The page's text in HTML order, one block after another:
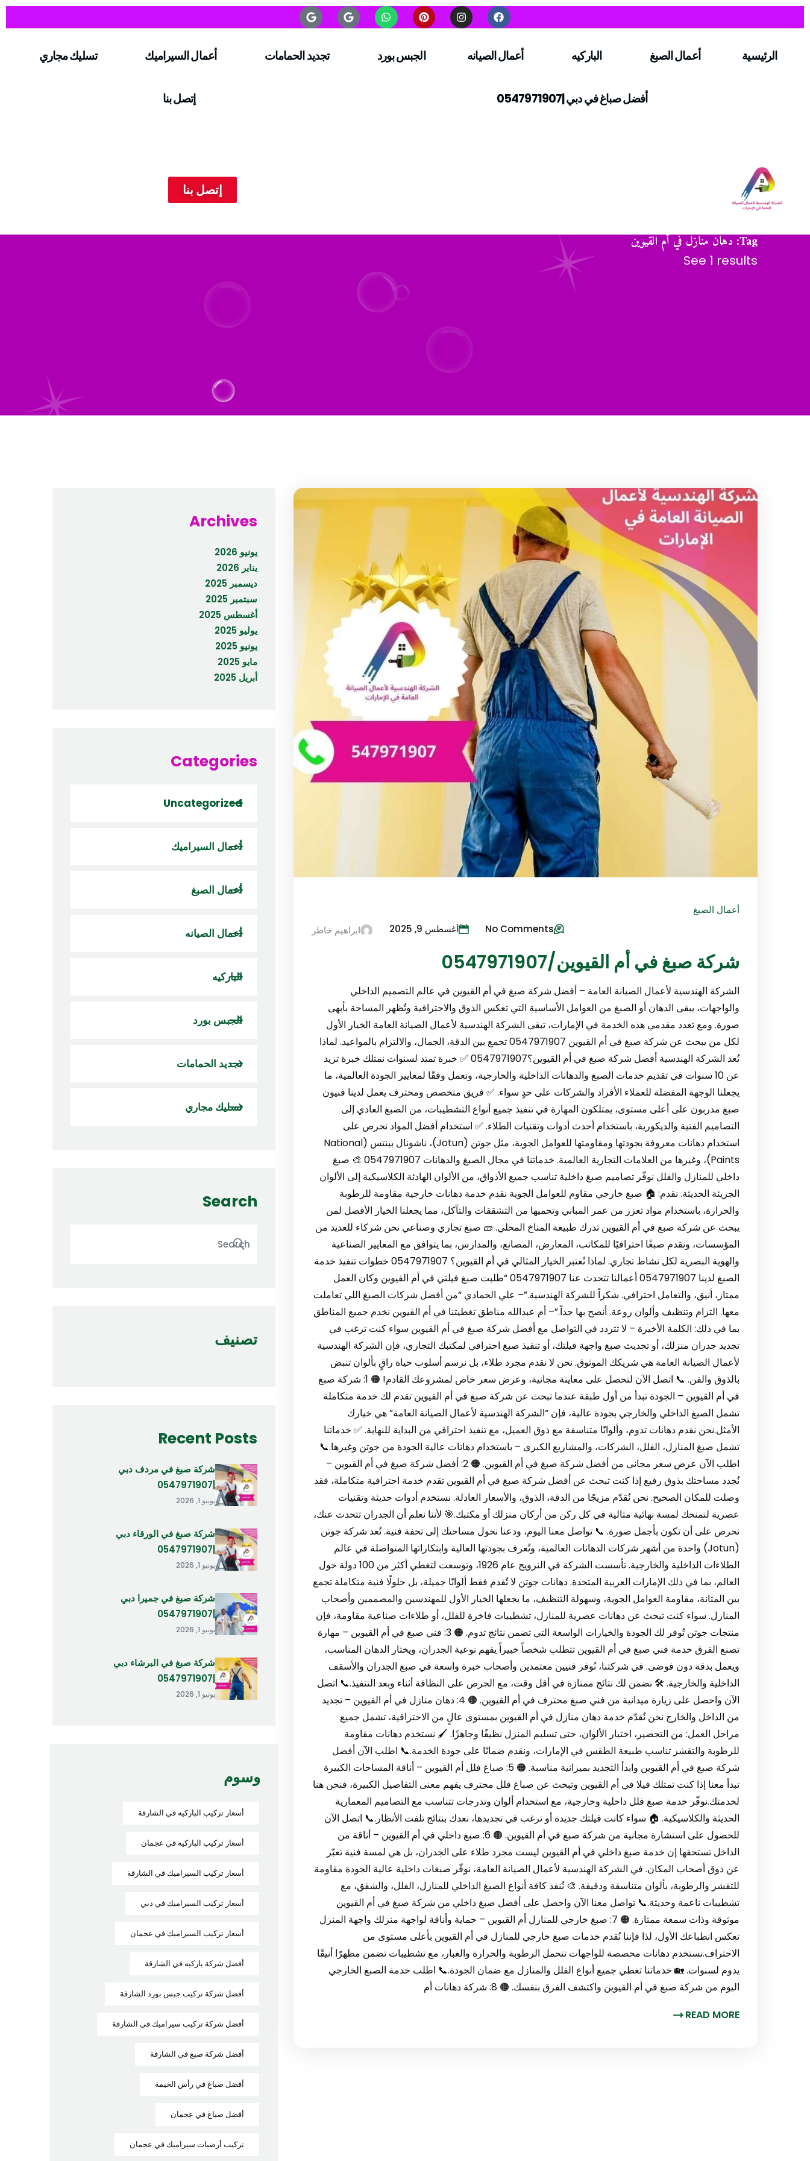
الرئيسية أعمال الصبغ الباركيه أعمال الصيانه الجبس بورد تجديد الحمامات أعمال السيراميك تسليك مجاري
أفضل صباغ في دبي |0547971907 إتصل بنا
إتصل بنا
Tag: دهان منازل في أم القيوين
See 1 results
أعمال الصبغ
ابراهيم خاطر
أغسطس 9, 2025 No Comments
شركة صبغ في أم القيوين/0547971907
الشركة الهندسية لأعمال الصيانة العامة – أفضل شركة صبغ في أم القيوين في عالم التصميم الداخلي
والواجهات، يبقى الدهان أو الصبغ من العوامل الأساسية التي تعكس الذوق والاحترافية وتُظهر المساحة بأبهى
صورة. ومع تعدد مقدمي هذه الخدمة في الإمارات، تبقى الشركة الهندسية لأعمال الصيانة العامة الخيار الأول
لكل من يبحث عن شركة صبغ في أم القيوين 0547971907 تجمع بين الدقة، الجمال، والالتزام بالمواعيد. لماذا
تُعد الشركة الهندسية أفضل شركة صبغ في أم القيوين؟0547971907 ✅ خبرة تمتد لسنوات نمتلك خبرة تزيد
عن 10 سنوات في تقديم خدمات الصبغ والدهانات الداخلية والخارجية، ونعمل وفقًا لمعايير الجودة العالمية، ما
يجعلنا الوجهة المفضلة للعملاء الأفراد والشركات على حدٍ سواء. ✅ فريق متخصص ومحترف يعمل لدينا فنيون
صبغ مدربون على أعلى مستوى، يمتلكون المهارة في تنفيذ جميع أنواع التشطيبات، من الصبغ العادي إلى
التصاميم الفنية والديكورية، باستخدام أحدث أدوات وتقنيات الطلاء. ✅ استخدام أفضل المواد نحرص على
استخدام دهانات معروفة بجودتها ومقاومتها للعوامل الجوية، مثل جوتن (Jotun)، ناشونال بينتس (National
Paints)، وغيرها من العلامات التجارية العالمية. خدماتنا في مجال الصبغ والدهانات 0547971907 🎨 صبغ
داخلي للمنازل والفلل نوفّر تصاميم صبغ داخلية تناسب جميع الأذواق، من الألوان الهادئة الكلاسيكية إلى الألوان
الجريئة الحديثة. نقدم: 🏠 صبغ خارجي مقاوم للعوامل الجوية نقدم خدمة دهانات خارجية مقاومة للرطوبة
والحرارة، باستخدام مواد تعزز من عمر المباني وتحميها من التشققات والتآكل، مما يجعلنا الخيار الأفضل لمن
يبحث عن شركة صبغ في أم القيوين تدرك طبيعة المناخ المحلي. 🧱 صبغ تجاري وصناعي نحن شركاء للعديد من
المؤسسات، ونقدم صبغًا احترافيًا للمكاتب، المعارض، المصانع، والمدارس، بما يتوافق مع المعايير الصناعية
والهوية البصرية لكل نشاط تجاري. لماذا نُعتبر الخيار المثالي في أم القيوين؟ 0547971907 خطوات تنفيذ خدمة
الصبغ لدينا 0547971907 أعمالنا تتحدث عنا 0547971907 “طلبت صبغ فيلتي في أم القيوين وكان العمل
ممتاز، أنيق، والتعامل احترافي. شكراً للشركة الهندسية.”– علي الحمادي “من أفضل شركات الصبغ اللي تعاملت
معها. التزام وتنظيف وألوان روعة. أنصح بها جداً.”– أم عبدالله مناطق تغطيتنا في أم القيوين نخدم جميع المناطق
بما في ذلك: الكلمة الأخيرة – لا تتردد في التواصل مع أفضل شركة صبغ في أم القيوين سواء كنت ترغب في
تجديد جدران منزلك، أو تحديث صبغ واجهة فيلتك، أو تنفيذ صبغ احترافي لمكتبك التجاري، فإن الشركة الهندسية
لأعمال الصيانة العامة هي شريكك الموثوق. نحن لا نقدم مجرد طلاء، بل نرسم أسلوب حياة راقٍ بألوان تنبض
بالذوق والفن. 📞 اتصل الآن لتحصل على معاينة مجانية، وعرض سعر خاص لمشروعك القادم! 🟠 1: شركة صبغ
في أم القيوين – الجودة تبدأ من أول طبقة عندما تبحث عن شركة صبغ في أم القيوين تقدم لك خدمة متكاملة
تشمل الصبغ الداخلي والخارجي بجودة عالية، فإن “الشركة الهندسية لأعمال الصيانة العامة” هي خيارك
الأمثل.نحن نقدم دهانات تدوم، وألوانًا متناسقة مع ذوق العميل، مع تنفيذ احترافي من البداية للنهاية. ✅ خدماتنا
تشمل صبغ المنازل، الفلل، الشركات، والمشاريع الكبرى – باستخدام دهانات عالية الجودة من جوتن وغيرها.📞
اطلب الآن عرض سعر مجاني من أفضل شركة صبغ في أم القيوين. 🟠 2: أفضل شركة صبغ في أم القيوين –
نُجدد مساحتك بذوق رفيع إذا كنت تبحث عن أفضل شركة صبغ في أم القيوين تقدم خدمة احترافية متكاملة، فقد
وصلت للمكان الصحيح. نحن نُقدّم مزيجًا من الدقة، الذوق، والأسعار العادلة. نستخدم أدوات حديثة وتقنيات
عصرية لنمنحك لمسة نهائية مثالية في كل ركن من أركان منزلك أو مكتبك.🎯 لأننا نعلم أن الجدران تتحدث عنك،
نحرص على أن تكون بأجمل صورة. 📞 تواصل معنا اليوم، ودعنا نحول مساحتك إلى تحفة فنية. تُعد شركة جوتن
(Jotun) واحدة من أشهر شركات الدهانات العالمية، وتُعرف بجودتها العالية وابتكاراتها المتواصلة في عالم
الطلاءات الداخلية والخارجية. تأسست الشركة في النرويج عام 1926، وتوسعت لتغطي أكثر من 100 دولة حول
العالم، بما في ذلك الإمارات العربية المتحدة. دهانات جوتن لا تُقدم فقط ألوانًا جميلة، بل حلولًا فنية متكاملة تجمع
بين المتانة، مقاومة العوامل الجوية، وسهولة التنظيف، ما يجعلها الخيار الأول للمهندسين والمصممين وأصحاب
المنازل. سواء كنت تبحث عن دهانات عصرية للمنازل، تشطيبات فاخرة للفلل، أو طلاءات صناعية مقاومة، فإن
منتجات جوتن تُوفر لك الجودة والخيارات الواسعة التي تضمن نتائج تدوم. 🟠 3: فني صبغ في أم القيوين – مهارة
تصنع الفرق خدمة فني صبغ في أم القيوين تتطلب شخصاً خبيراً يفهم نوعية الجدران، ويختار الدهان المناسب،
ويعمل بدقة دون فوضى. في شركتنا، نُوفر فنيين معتمدين وأصحاب خبرة واسعة في صبغ الجدران والأسقف
الداخلية والخارجية. 🛠️ نضمن لك نتائج ممتازة في أقل وقت، مع الحرص على النظافة أثناء وبعد التنفيذ.📞 اتصل
الآن واحصل على زيارة ميدانية من فني صبغ محترف في أم القيوين. 🟠 4: دهان منازل في أم القيوين – تجديد
من الداخل والخارج نحن نُقدّم خدمة دهان منازل في أم القيوين بمستوى عالٍ من الاحترافية، تشمل جميع
مراحل العمل: من التحضير، اختيار الألوان، حتى تسليم المنزل نظيفًا وجاهزًا. 🖌️ نستخدم دهانات مقاومة
للرطوبة والتقشر تناسب طبيعة الطقس في الإمارات، ونقدم ضمانًا على جودة الخدمة.📞 اطلب الآن أفضل
شركة صبغ في أم القيوين وابدأ التجديد بميزانية مناسبة. 🟠 5: صباغ فلل أم القيوين – أناقة المساحات الكبيرة
تبدأ معنا إذا كنت تمتلك فيلا في أم القيوين وتبحث عن صباغ فلل محترف يفهم معنى التفاصيل الكبيرة، فنحن هنا
لخدمتك.نوفّر خدمة صبغ فلل داخلية وخارجية، مع استخدام ألوان وتدرجات تتناسب مع التصاميم المعمارية
الحديثة والكلاسيكية. 🏠 سواء كانت فيلتك جديدة أو ترغب في تجديدها، نعدك بنتائج تلفت الأنظار.📞 اتصل الآن
للحصول على استشارة مجانية من شركة صبغ في أم القيوين. 🟠 6: صبغ داخلي في أم القيوين – أناقة من
الداخل تستحقها إن خدمة صبغ داخلي في أم القيوين ليست مجرد طلاء على الجدران، بل هي لمسة فنية تعبّر
عن ذوق أصحاب المكان. في الشركة الهندسية لأعمال الصيانة العامة، نوفّر صبغات داخلية عالية الجودة مقاومة
للتقشر والرطوبة، بألوان متناسقة ودقيقة. 🎨 نُنفذ كافة أنواع الصبغ الداخلي للمنازل، الفلل، والشقق، مع
تشطيبات ناعمة وحديثة.📞 تواصل معنا الآن واحصل على أفضل صبغ داخلي من شركة صبغ في أم القيوين
موثوقة وذات سمعة ممتازة. 🟠 7: صبغ خارجي للمنازل أم القيوين – حماية وأناقة لواجهة منزلك واجهة المنزل
تعكس انطباعك الأول، لذا فإننا نُقدم خدمات صبغ خارجي للمنازل في أم القيوين بأعلى مستوى من
الاحتراف.نستخدم دهانات مخصصة للواجهات تتحمل الرطوبة والحرارة والغبار، مع تشطيبات تضمن مظهرًا أنيقًا
يدوم لسنوات. 🏡 خدماتنا تغطي جميع أنواع الفلل والمنازل مع ضمان الجودة.📞 اطلب خدمة الصبغ الخارجي
اليوم من شركة صبغ في أم القيوين واكتشف الفرق بنفسك. 🟠 8: شركة دهانات أم
READ MORE
Archives
يونيو 2026
يناير 2026
ديسمبر 2025
سبتمبر 2025
أغسطس 2025
يوليو 2025
يونيو 2025
مايو 2025
أبريل 2025
Categories
Uncategorized
أعمال السيراميك
أعمال الصبغ
أعمال الصيانه
الباركيه
الجبس بورد
تجديد الحمامات
تسليك مجاري
Search
تصنيف
Recent Posts
شركة صبغ في مردف دبي
يونيو 1, 2026
شركة صبغ في الورقاء دبي
يونيو 1, 2026
شركة صبغ في جميرا دبي
يونيو 1, 2026
شركة صبغ في البرشاء دبي
يونيو 1, 2026
وسوم
أسعار تركيب الباركيه في الشارقة
أسعار تركيب الباركيه في عجمان
أسعار تركيب السيراميك في الشارقة
أسعار تركيب السيراميك في دبي
أسعار تركيب السيراميك في عجمان
أفضل شركة باركيه في الشارقة
أفضل شركة تركيب جبس بورد الشارقة
أفضل شركة تركيب سيراميك في الشارقة
أفضل شركة صبغ في الشارقة
أفضل صباغ في رأس الخيمة
أفضل صباغ في عجمان
تركيب أرضيات سيراميك في عجمان